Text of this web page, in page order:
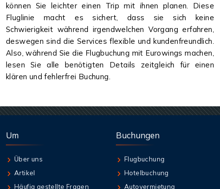
können Sie leichter einen Trip mit ihnen planen. Diese
Fluglinie macht es sichert, dass sie sich keine
Schwierigkeit während irgendwelchen Vorgang erfahren,
deswegen sind die Services flexible und kundenfreundlich.
Also, während Sie die Flugbuchung mit Eurowings machen,
lesen Sie alle benötigten Details zeitgleich für einen
klären und fehlerfrei Buchung.
Um
Über uns
Artikel
Häufig gestellte Fragen
Buchungen
Flugbuchung
Hotelbuchung
Autovermietung